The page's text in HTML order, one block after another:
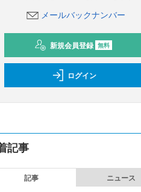
メールバックナンバー
新規会員登録 無料
ログイン
記事
記事 ニュース